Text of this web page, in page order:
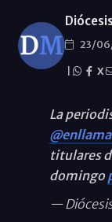
23/
X
La
titulares
domingo
—